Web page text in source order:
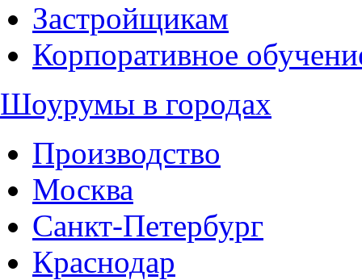
Застройщикам
Корпоративное
Шоурумы в городах
Производство
Москва
Санкт-Петербург
Краснодар